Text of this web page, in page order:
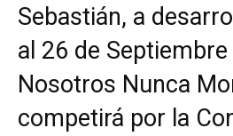
Sebastián, a
al 26 de
Nosotros Nunca
competirá por la